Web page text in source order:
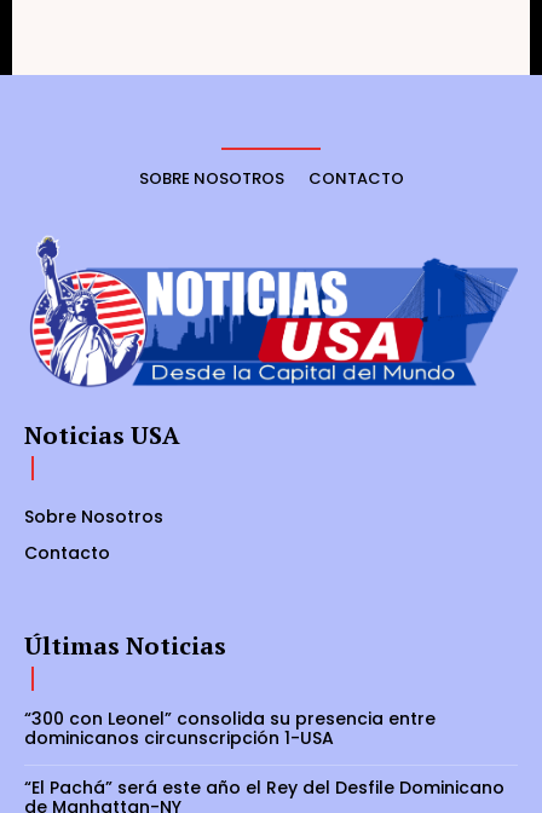
SOBRE NOSOTROS CONTACTO
Noticias USA
Sobre Nosotros
Contacto
Últimas Noticias
“300 con Leonel” consolida su presencia entre
dominicanos circunscripción 1-USA
“El Pachá” será este año el Rey del Desfile Dominicano
de Manhattan-NY